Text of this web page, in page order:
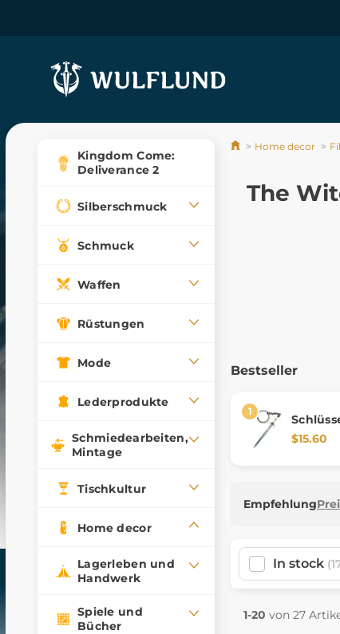
Kingdom Come:
Deliverance 2
Silberschmuck
Schmuck
Waffen
Rüstungen
Mode
Lederprodukte
Schmiedearbeiten,
Mintage
Tischkultur
Home decor
Lagerleben und
Handwerk
Spiele und
Bücher
Home decor
The
Bestseller
$15.60
Empfehlung
In stock
1-20 von 27